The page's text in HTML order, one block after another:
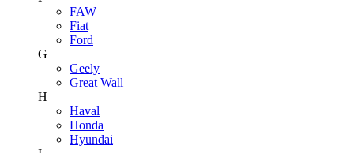
FAW
Fiat
Ford
G
Geely
Great Wall
H
Haval
Honda
Hyundai